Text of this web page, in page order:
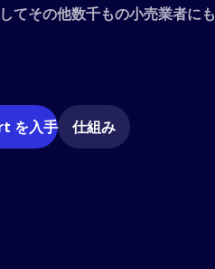
てその他数千もの小売業者にも
を入手 仕組み